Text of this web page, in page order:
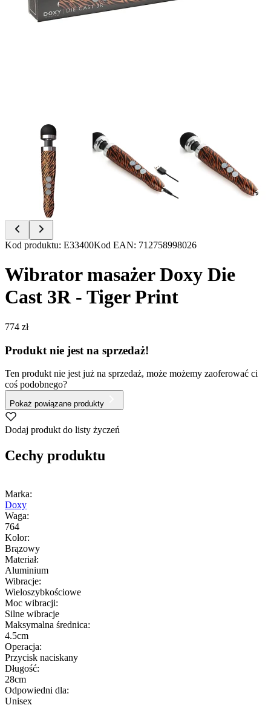
Item
of
4
Kod produktu: E33400Kod EAN: 712758998026
Wibrator masażer Doxy Die
Cast 3R - Tiger Print
774 zł
Produkt nie jest na sprzedaż!
Ten produkt nie jest już na sprzedaż, może możemy zaoferować ci
coś podobnego?
Pokaż powiązane produkty
Dodaj produkt do listy życzeń
Cechy produktu
Marka:
Doxy
Waga:
764
Kolor:
Brązowy
Materiał:
Aluminium
Wibracje:
Wieloszybkościowe
Moc wibracji:
Silne wibracje
Maksymalna średnica:
4.5cm
Operacja:
Przycisk naciskany
Długość:
28cm
Odpowiedni dla:
Unisex